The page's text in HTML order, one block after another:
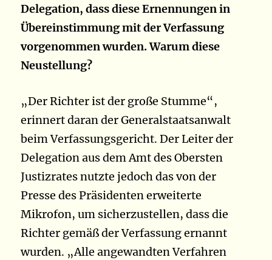
Delegation, dass diese Ernennungen in
Übereinstimmung mit der Verfassung
vorgenommen wurden. Warum diese
Neustellung?
„Der Richter ist der große Stumme“,
erinnert daran der Generalstaatsanwalt
beim Verfassungsgericht. Der Leiter der
Delegation aus dem Amt des Obersten
Justizrates nutzte jedoch das von der
Presse des Präsidenten erweiterte
Mikrofon, um sicherzustellen, dass die
Richter gemäß der Verfassung ernannt
wurden. „Alle angewandten Verfahren